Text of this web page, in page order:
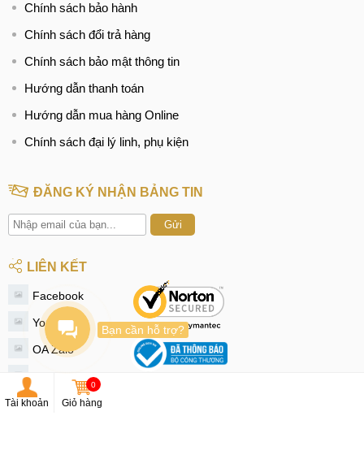
Chính sách bảo hành
Chính sách đổi trả hàng
Chính sách bảo mật thông tin
Hướng dẫn thanh toán
Hướng dẫn mua hàng Online
Chính sách đại lý linh, phụ kiện
ĐĂNG KÝ NHẬN BẢNG TIN
Gửi
LIÊN KẾT
Facebook
Youtube
OA Zalo
Tiktok
Tài khoản
0
Giỏ hàng
Bạn cần hỗ trợ?